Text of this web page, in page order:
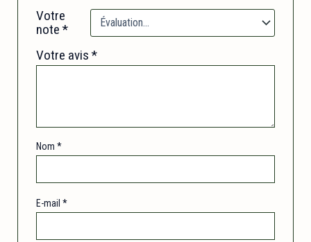
Votre
note*
Votre avis*
Nom*
E-mail*